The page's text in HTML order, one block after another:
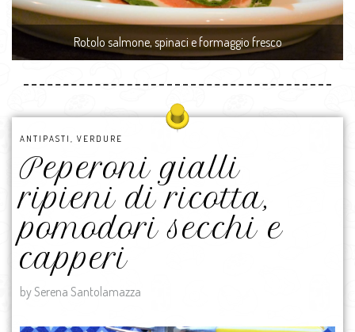
Rotolo salmone, spinaci e formaggio fresco
ANTIPASTI VERDURE
Peperoni gialli
ripieni di ricotta,
pomodori secchi e
capperi
by Serena Santolamazza